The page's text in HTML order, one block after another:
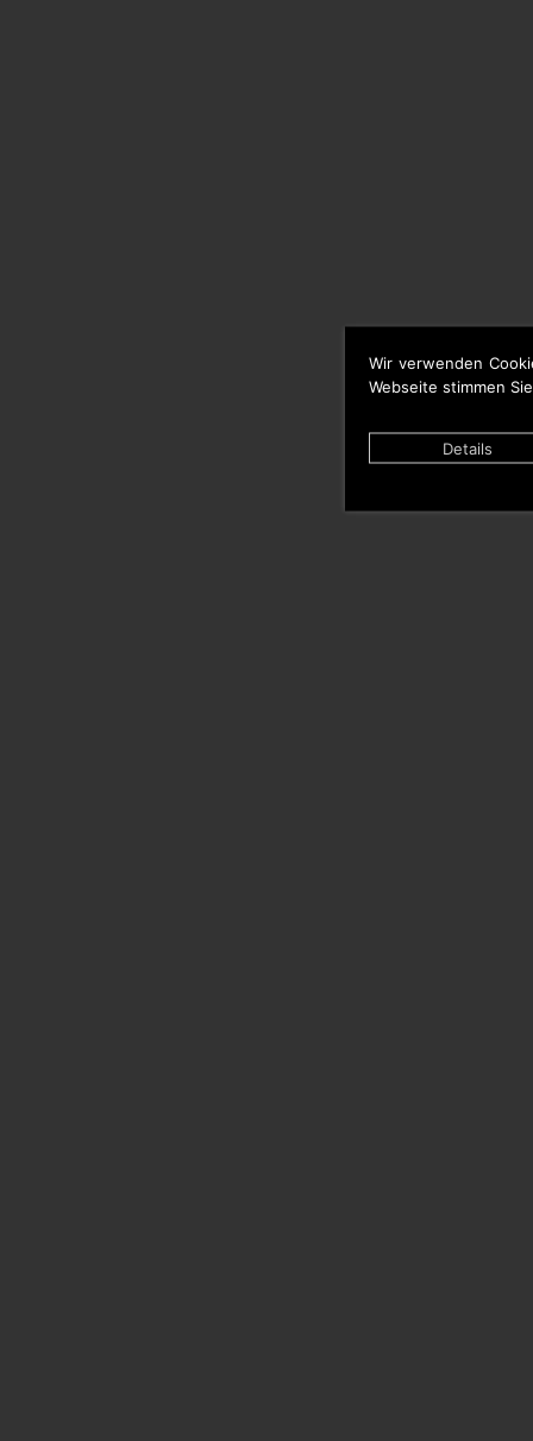
Wir verwenden
Webseite stimmen
Details